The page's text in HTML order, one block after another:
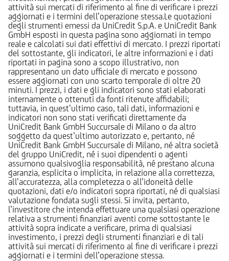
attività sui mercati di riferimento al fine di verificare i prezzi
aggiornati e i termini dell’operazione stessa.Le quotazioni
degli strumenti emessi da UniCredit S.p.A. e UniCredit Bank
GmbH esposti in questa pagina sono aggiornati in tempo
reale e calcolati sui dati effettivi di mercato. I prezzi riportati
del sottostante, gli indicatori, le altre informazioni e i dati
riportati in pagina sono a scopo illustrativo, non
rappresentano un dato ufficiale di mercato e possono
essere aggiornati con uno scarto temporale di oltre 20
minuti. I prezzi, i dati e gli indicatori sono stati elaborati
internamente o ottenuti da fonti ritenute affidabili;
tuttavia, in quest’ultimo caso, tali dati, informazioni e
indicatori non sono stati verificati direttamente da
UniCredit Bank GmbH Succursale di Milano o da altro
soggetto da quest’ultimo autorizzato e, pertanto, né
UniCredit Bank GmbH Succursale di Milano, né altra società
del gruppo UniCredit, né i suoi dipendenti o agenti
assumono qualsivoglia responsabilità, né prestano alcuna
garanzia, esplicita o implicita, in relazione alla correttezza,
all’accuratezza, alla completezza o all’idoneità delle
quotazioni, dati e/o indicatori sopra riportati, né di qualsiasi
valutazione fondata sugli stessi. Si invita, pertanto,
l’investitore che intenda effettuare una qualsiasi operazione
relativa a strumenti finanziari aventi come sottostante le
attività sopra indicate a verificare, prima di qualsiasi
investimento, i prezzi degli strumenti finanziari e di tali
attività sui mercati di riferimento al fine di verificare i prezzi
aggiornati e i termini dell’operazione stessa.